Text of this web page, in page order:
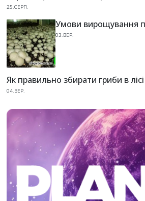
25.СЕРП.
Умови вирощування
03.ВЕР.
Як правильно збирати гриби в лісі
04.ВЕР.